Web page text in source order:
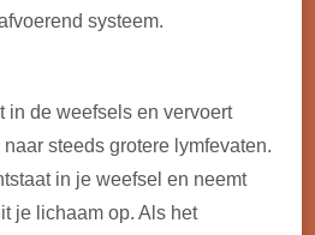
systeem.
in de weefsels en vervoert
steeds grotere lymfevaten.
in je weefsel en neemt
je lichaam op. Als het